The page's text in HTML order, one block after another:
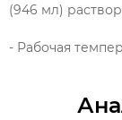
(946 мл)
- Рабочая